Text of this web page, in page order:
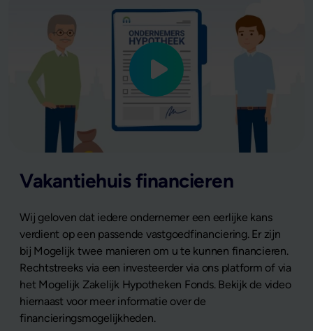
Vakantiehuis financieren
Wij geloven dat iedere ondernemer een eerlijke kans
verdient op een passende vastgoedfinanciering. Er zijn
bij Mogelijk twee manieren om u te kunnen financieren.
Rechtstreeks via een investeerder via ons platform of via
het Mogelijk Zakelijk Hypotheken Fonds. Bekijk de video
hiernaast voor meer informatie over de
financieringsmogelijkheden.